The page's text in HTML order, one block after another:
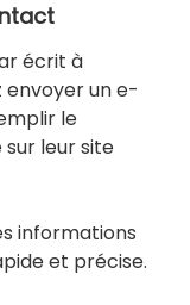
écrit à
envoyer un e-
le
leur site
informations
et précise.